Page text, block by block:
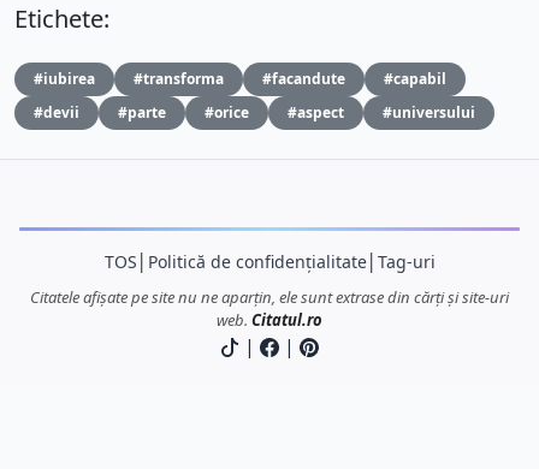
Etichete:
#iubirea #transforma #facandute
#capabil
#devii
#parte #orice #aspect #universului
TOS Politică de confidențialitate│ Tag-uri
Citatele afișate pe site nu ne aparțin, ele sunt extrase din cărți și site-uri
web. Citatul.ro
| |